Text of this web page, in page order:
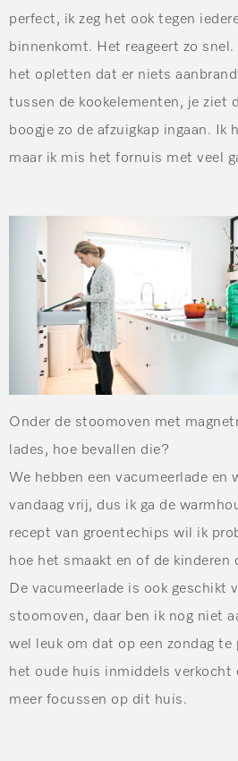
perfect, ik zeg het ook tegen
binnenkomt. Het reageert zo
het opletten dat er niets
tussen de kookelementen, je ziet
boogje zo de afzuigkap ingaan. Ik
maar ik mis het fornuis met veel
Onder de stoomoven met
lades, hoe bevallen die?
We hebben een vacumeerlade en
vandaag vrij, dus ik ga de
recept van groentechips wil ik
hoe het smaakt en of de kinderen
De vacumeerlade is ook geschikt
stoomoven, daar ben ik nog niet
wel leuk om dat op een zondag te
het oude huis inmiddels verkocht
meer focussen op dit huis.